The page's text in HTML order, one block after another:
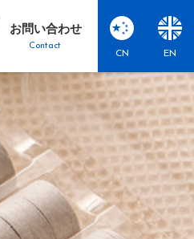
EN
CN
お問い合わせ
Contact